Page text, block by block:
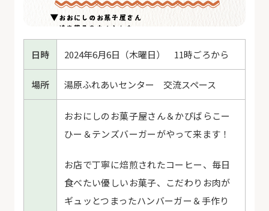
日時 2024年6月6日（木曜日） 11時ごろから
場所 湯原ふれあいセンター 交流スペース
おおにしのお菓子屋さん＆かぴばらこー
ひー＆テンズバーガーがやって来ます！
お店で丁寧に焙煎されたコーヒー、毎日
食べたい優しいお菓子、こだわりお肉が
ギュッとつまったハンバーガー＆手作り